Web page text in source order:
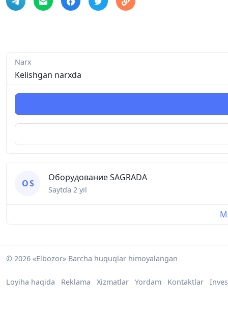
Narx
Kelishgan narxda
О S
Оборудование SAGRADA
Saytda 2 yil
© 2026 «Elbozor» Barcha huquqlar himoyalangan
Loyiha haqida Reklama Xizmatlar Yordam Kontaktlar